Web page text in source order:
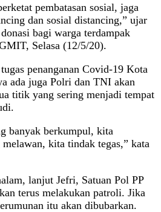
pembatasan sosial, jaga
dan sosial distancing,” ujar
bagi warga terdampak
Selasa (12/5/20).
penanganan Covid-19 Kota
ada juga Polri dan TNI akan
titik yang sering menjadi tempat
banyak berkumpul, kita
kita tindak tegas,” kata
lanjut Jefri, Satuan Pol PP
terus melakukan patroli. Jika
itu akan dibubarkan.